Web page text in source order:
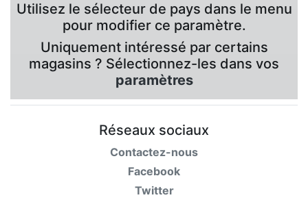
Utilisez le sélecteur de pays dans le menu
pour modifier ce paramètre.
Uniquement intéressé par certains
magasins ? Sélectionnez-les dans vos
paramètres
Réseaux sociaux
Contactez-nous
Facebook
Twitter